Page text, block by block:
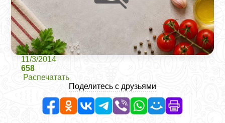
11/3/2014
658
Распечатать
Поделитесь с друзьями